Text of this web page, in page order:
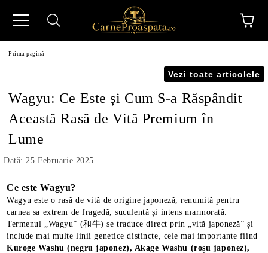
Prima pagină
Vezi toate articolele
Wagyu: Ce Este și Cum S-a Răspândit
Această Rasă de Vită Premium în
Lume
Dată: 25 Februarie 2025
Ce este Wagyu?
Wagyu este o rasă de vită de origine japoneză, renumită pentru
carnea sa extrem de fragedă, suculentă și intens marmorată.
Termenul „Wagyu” (和牛) se traduce direct prin „vită japoneză” și
include mai multe linii genetice distincte, cele mai importante fiind
Kuroge Washu (negru japonez), Akage Washu (roșu japonez),